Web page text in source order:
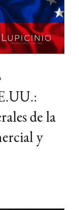
de la
y